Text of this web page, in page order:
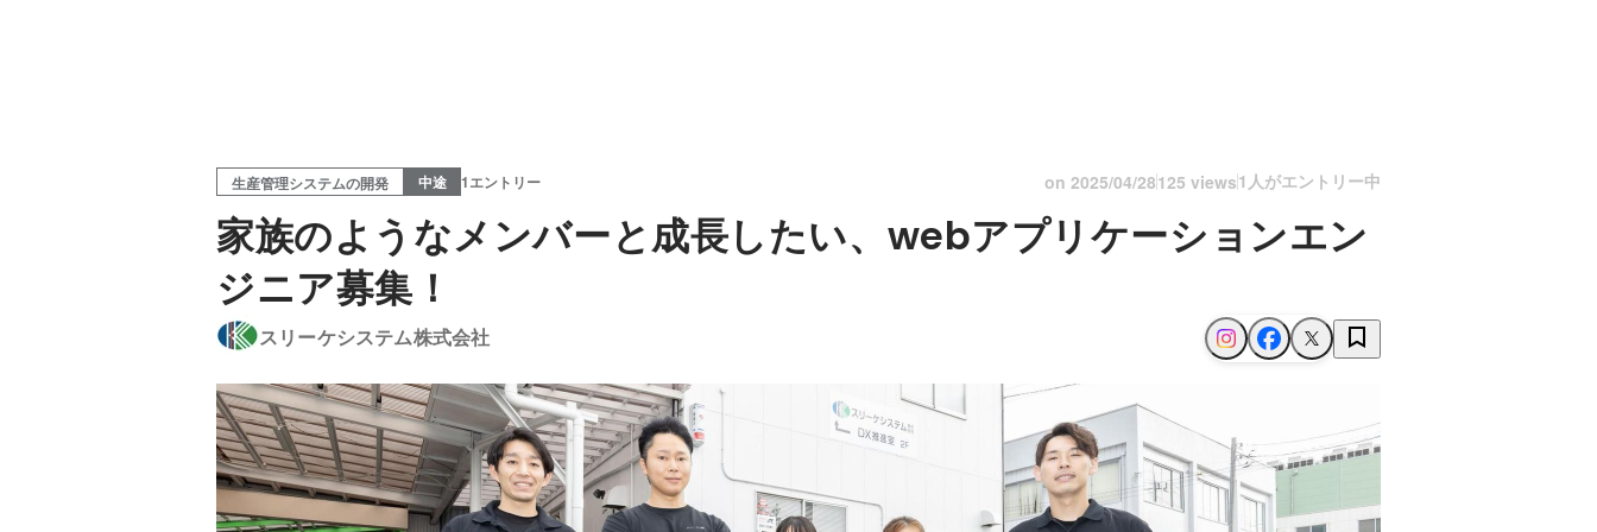
生産管理システムの開発 中途 1エントリー on 2025/04/28125 views1人がエントリー中
家族のようなメンバーと成長したい、webアプリケーションエン
ジニア募集！
スリーケシステム株式会社